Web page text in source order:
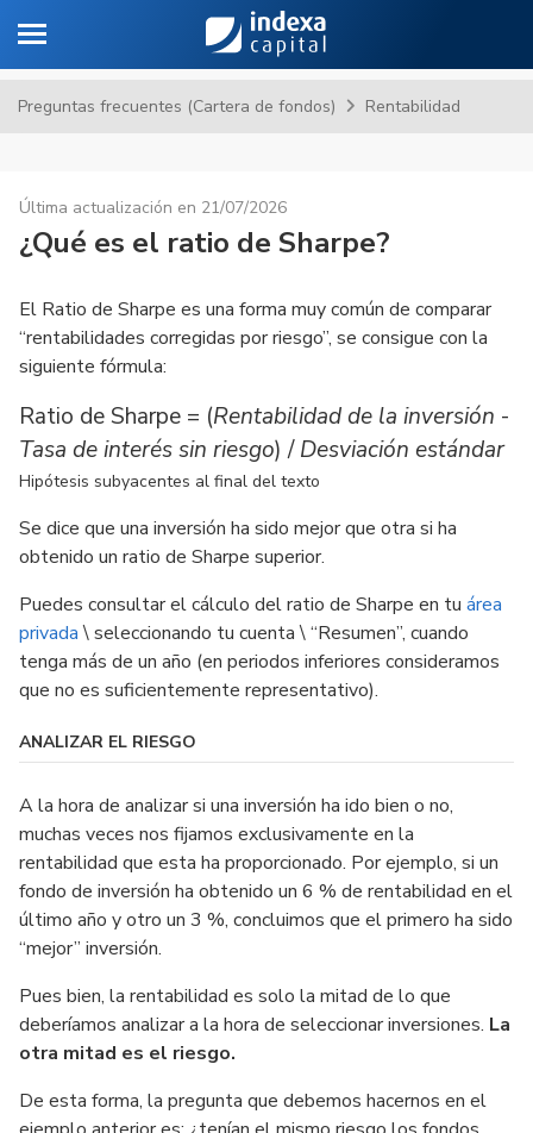
Toggle navigation
Preguntas frecuentes (Cartera de fondos) Rentabilidad
Última actualización en 21/07/2026
¿Qué es el ratio de Sharpe?
El Ratio de Sharpe es una forma muy común de comparar
“rentabilidades corregidas por riesgo”, se consigue con la
siguiente fórmula:
Ratio de Sharpe = (Rentabilidad de la inversión -
Tasa de interés sin riesgo) /Desviación estándar
Hipótesis subyacentes al final del texto
Se dice que una inversión ha sido mejor que otra si ha
obtenido un ratio de Sharpe superior.
Puedes consultar el cálculo del ratio de Sharpe en tu área
privada\ seleccionando tu cuenta \ “Resumen”, cuando
tenga más de un año (en periodos inferiores consideramos
que no es suficientemente representativo).
ANALIZAR EL RIESGO
A la hora de analizar si una inversión ha ido bien o no,
muchas veces nos fijamos exclusivamente en la
rentabilidad que esta ha proporcionado. Por ejemplo, si un
fondo de inversión ha obtenido un 6 % de rentabilidad en el
último año y otro un 3 %, concluimos que el primero ha sido
“mejor” inversión.
Pues bien, la rentabilidad es solo la mitad de lo que
deberíamos analizar a la hora de seleccionar inversiones. La
otra mitad es el riesgo.
De esta forma, la pregunta que debemos hacernos en el